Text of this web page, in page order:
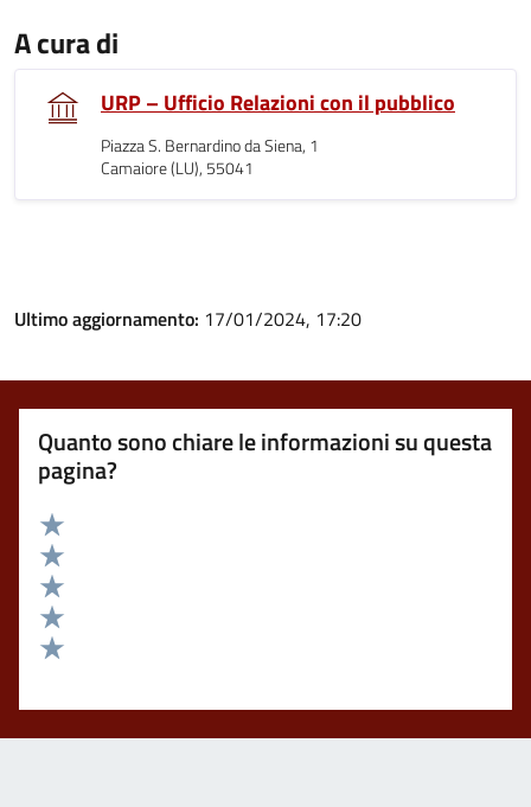
A cura di
URP – Ufficio Relazioni con il pubblico
Piazza S. Bernardino da Siena, 1
Camaiore (LU), 55041
Ultimo aggiornamento: 17/01/2024, 17:20
Quanto sono chiare le informazioni su questa
pagina?
Valuta 5 stelle su 5
Valuta 4 stelle su 5
Valuta 3 stelle su 5
Valuta 2 stelle su 5